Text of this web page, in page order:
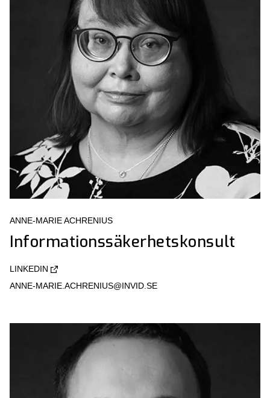
ANNE-MARIE ACHRENIUS
Informationssäkerhetskonsult
LINKEDIN
ANNE-MARIE.ACHRENIUS@INVID.SE